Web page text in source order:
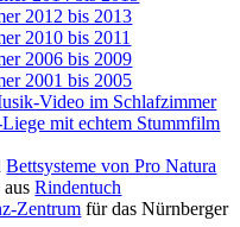
2012 bis 2013
2010 bis 2011
2006 bis 2009
2001 bis 2005
Video im Schlafzimmer
mit echtem Stummfilm
Bettsysteme von Pro Natura
ausRindentuch
Zentrum für das Nürnberger